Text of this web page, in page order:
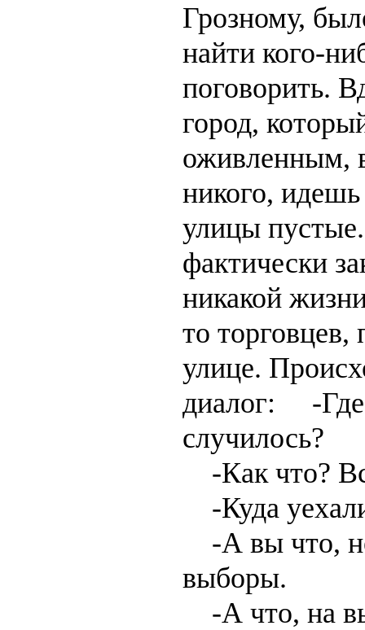
Грозному,
найти кого-
поговорить.
город,
оживленным,
никого,
улицы
фактически
никакой
то торговцев,
улице.
диалог: -Где
случилось?
-Как что?
-Куда
-А вы что,
выборы.
-А что, на